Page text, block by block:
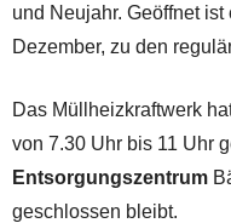
und Neujahr. Geöffnet
Dezember, zu den
Das Müllheizkraftwerk
von 7.30 Uhr bis 11 Uhr
Entsorgungszentrum
geschlossen bleibt.